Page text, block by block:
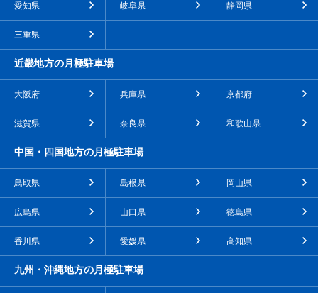
愛知県 岐阜県 静岡県
三重県
近畿地方の月極駐車場
大阪府 兵庫県 京都府
滋賀県 奈良県 和歌山県
中国・四国地方の月極駐車場
鳥取県 島根県 岡山県
広島県 山口県 徳島県
香川県 愛媛県 高知県
九州・沖縄地方の月極駐車場